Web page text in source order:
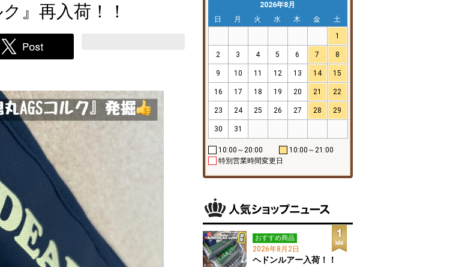
』再入荷！！
2026年8月
日
月 火 水 木 金
土
1
2 3 4 5 6 7 8
9 10 11 12 13 14 15
16 17 18 19 20 21 22
23 24 25 26 27 28 29
30 31
10:00～20:00
10:00～21:00
特別営業時間変更日
おすすめ商品
2026年8月2日
ヘドンルアー入荷！！